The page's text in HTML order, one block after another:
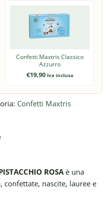
Confetti Maxtris Classico
Azzurro
€19,90 Iva inclusa
Confetti Maxtris
ROSAè una
nascite, lauree e